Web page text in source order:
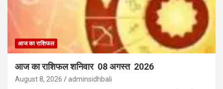
आज का राशिफल
आज का राशिफल शनिवार 08 अगस्त 2026
August 8, 2026 adminsidhbali